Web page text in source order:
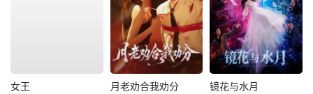
女王 月老劝合我劝分 镜花与水月